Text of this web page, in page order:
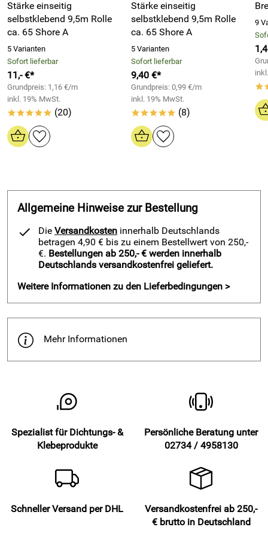
SBR Gummistreifen von Fugendichtband24 eignen sich für
zahlreiche Anwendungen im professionellen und privaten
Bereich:
Dichtungen an Türen, Klappen und technischen
Gehäusen
Schmale Dichtstreifen für Übergänge, Profile und
Kontaktflächen
Vibrationsminderung im Maschinen- und Anlagenbau
Entkopplung von Metallteilen und Konstruktionen
Schutz vor Klapper- und Kontaktgeräuschen
Abdichtungen gegen Staub und Zugluft im Innenbereich
Industrie-, Handwerks- und Montageeinsätze
Zuschneidbare Gummistreifen für individuelle
Anwendungen
Gummistreifen SBR Vollgummi selbstklebend -
wirtschaftlich und belastbar
Wo schmale Dichtstreifen über längere Strecken verarbeitet
werden müssen, bietet die 9,5 Meter Rolle klare Vorteile.
Gummistreifen aus SBR eignen sich für Schutzlagen,
Konstruktionen oder wiederkehrenden Montagearbeiten
profitieren Handwerk, Industrie und DIY-Anwendungen von
Schnelle Montage und vielseitige Einsatzmöglichkeiten von
Durch die einseitige Selbstklebung können Gummistreifen
direkt verarbeitet werden, ohne zusätzliche Klebstoffe
aufzutragen. Die Rolle lässt sich flexibel auf Maß
zuschneiden und eignet sich als Vollgummi Dichtung,
vibrationsdämpfender Streifen, technische Zwischenlage
Kaufdatum: 07.01.2017
Bewertungsdatum: 23.01.2017
J. *****
Verifizierte Bewertung
Gute Beratung am Telefon.
Sehr schnelle Lieferung.
Unterschiedliche Produktlängen erlauben individuelle
Anpassung.
Jederzeit wieder.
Kaufdatum: 15.12.2015
Stärke einseitig
selbstklebend 9,5m Rolle
ca. 65 Shore A
5 Varianten
Sofort lieferbar
11,- €*
Grundpreis: 1,16 €/m
inkl. 19% MwSt.
***** (20)
Stärke einseitig
selbstklebend 9,5m Rolle
ca. 65 Shore A
5 Varianten
Sofort lieferbar
9,40 €*
Grundpreis: 0,99 €/m
inkl. 19% MwSt.
***** (8)
9
Allgemeine Hinweise zur Bestellung
Die Versandkosten innerhalb Deutschlands
betragen 4,90 € bis zu einem Bestellwert von 250,-
€. Bestellungen ab 250,- € werden innerhalb
Deutschlands versandkostenfrei geliefert.
Weitere Informationen zu den Lieferbedingungen >
Mehr Informationen
Spezialist für Dichtungs- &
Klebeprodukte
Persönliche Beratung unter
02734 / 4958130
Schneller Versand per DHL
Versandkostenfrei ab 250,-
€ brutto in Deutschland